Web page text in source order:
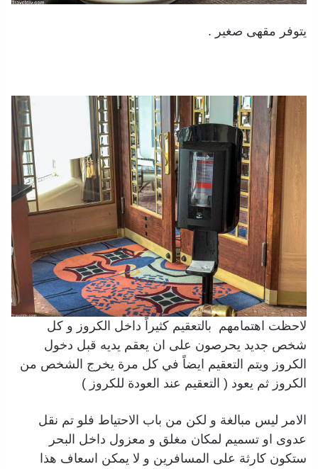
يتوفر مقهى صغير .
لاحظت اهتمامهم بالتعقيم كثيراً داخل الكروز و كل
شخص جديد يحرصون على ان يعقم يديه قبل دخول
الكروز ويتم التعقيم ايضاً في كل مرة يخرج الشخص من
الكروز ثم يعود ( التعقيم عند العودة للكروز )
الامر ليس مبالغة و لكن من باب الاحتياط فلو تم نقل
عدوى او تسميم لمكان مغلق و معزول داخل البحر
ستكون كارثة على المسافرين و لا يمكن اسعاف هذا